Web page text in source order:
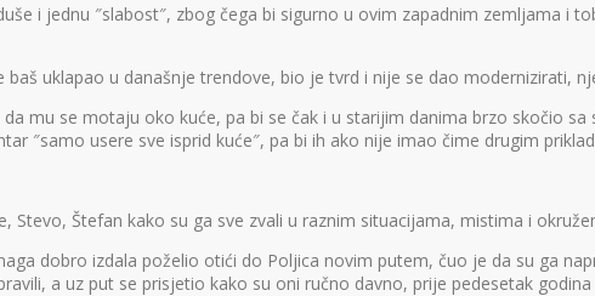
i jednu ″slabost″, zbog čega bi sigurno u ovim zapadnim zemljama i
baš uklapao u današnje trendove, bio je tvrd i nije se dao modernizirati,
mu se motaju oko kuće, pa bi se čak i u starijim danima brzo skočio
″samo usere sve isprid kuće″, pa bi ih ako nije imao čime drugim
Stevo, Štefan kako su ga sve zvali u raznim situacijama, mistima i
dobro izdala poželio otići do Poljica novim putem, čuo je da su ga
a uz put se prisjetio kako su oni ručno davno, prije pedesetak